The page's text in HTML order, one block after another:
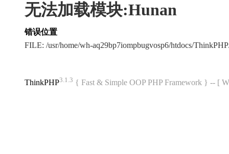
无法加载模块:Hunan
错误位置
FILE: /usr/home/wh-aq29bp7iompbugvosp6/htdocs/
ThinkPHP3.1.3 { Fast & Simple OOP PHP Framework } -- [